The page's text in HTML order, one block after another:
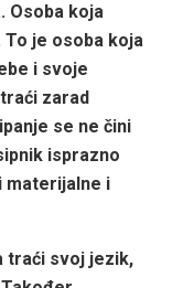
Osoba koja
je osoba koja
i svoje
zarad
se ne čini
isprazno
materijalne i
traći svoj jezik,